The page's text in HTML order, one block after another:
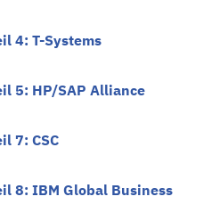
4: T-Systems
5: HP/SAP Alliance
7: CSC
8: IBM Global Business